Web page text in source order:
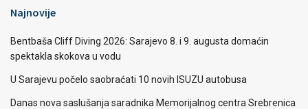
Najnovije
Bentbaša Cliff Diving 2026: Sarajevo 8. i 9. augusta domaćin
spektakla skokova u vodu
U Sarajevu počelo saobraćati 10 novih ISUZU autobusa
Danas nova saslušanja saradnika Memorijalnog centra Srebrenica